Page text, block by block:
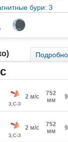
бури: 3
Подробно
З,С-З
2 м/с
752
мм
З,С-З
2 м/с
752
мм